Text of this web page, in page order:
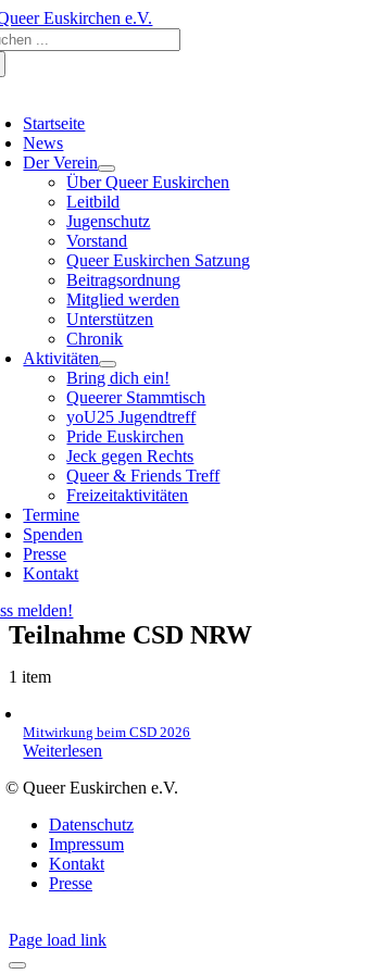
Zum
Inhalt
springen
Startseite
News
Der Verein
Über Queer Euskirchen
Leitbild
Jugenschutz
Vorstand
Queer Euskirchen Satzung
Beitragsordnung
Mitglied werden
Unterstützen
Chronik
Aktivitäten
Bring dich ein!
Queerer Stammtisch
yoU25 Jugendtreff
Pride Euskirchen
Jeck gegen Rechts
Queer & Friends Treff
Freizeitaktivitäten
Termine
Spenden
Presse
Kontakt
melden!
Teilnahme CSD NRW
1 item
Mitwirkung beim CSD 2026
Weiterlesen
© Queer Euskirchen e.V.
Datenschutz
Impressum
Kontakt
Presse
Page load link